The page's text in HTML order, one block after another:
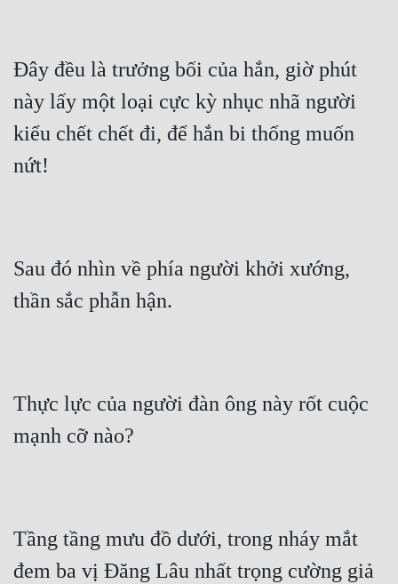
Đây đều là trưởng bối của hắn, giờ phút
này lấy một loại cực kỳ nhục nhã người
kiểu chết chết đi, để hắn bi thống muốn
nứt!
Sau đó nhìn về phía người khởi xướng,
thần sắc phẫn hận.
Thực lực của người đàn ông này rốt cuộc
mạnh cỡ nào?
Tầng tầng mưu đồ dưới, trong nháy mắt
đem ba vị Đăng Lâu nhất trọng cường giả